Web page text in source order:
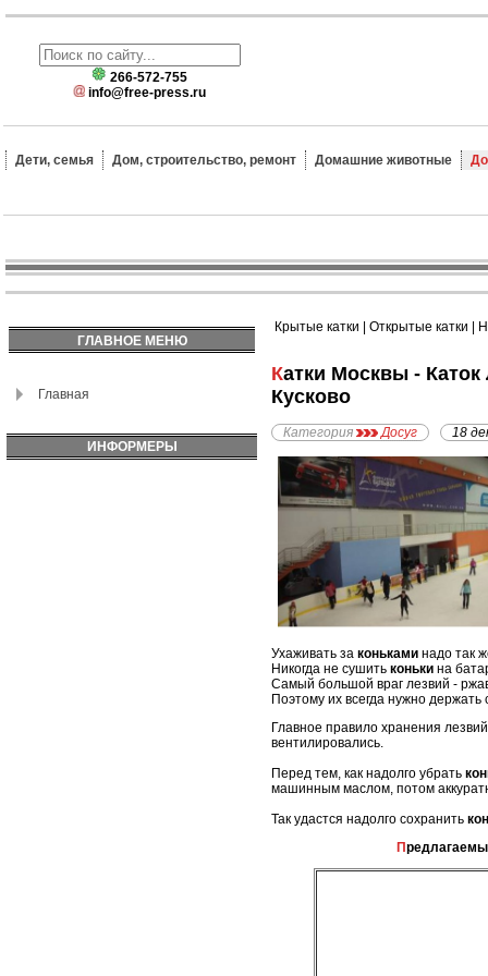
266-572-755
info@free-press.ru
Дети, семья Дом, строительство, ремонт Домашние животные
ГЛАВНОЕ МЕНЮ
Главная
ИНФОРМЕРЫ
Крытые катки
Открытые катки
Катки Москвы - Каток ЛЕДО с искусственным льдом - м. Новогиреево, рядом с парком
Кусково
Категория Досуг 18
Ухаживать за коньками надо так
Никогда не сушить коньки на
Самый большой враг лезвий -
Поэтому их всегда нужно держать
Главное правило хранения
вентилировались.
Перед тем, как надолго убрать
машинным маслом, потом
Так удастся надолго сохранить